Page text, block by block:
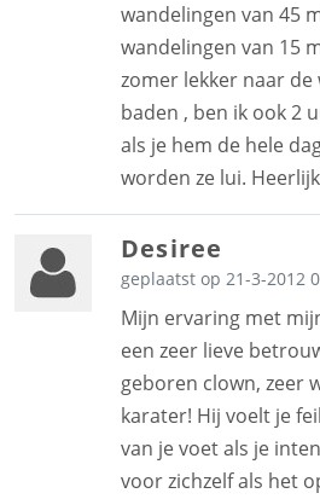
wandelingen van 45
wandelingen van 15
zomer lekker naar
baden , ben ik ook 2
als je hem de hele
worden ze lui.
Desiree
geplaatst op 21-3-2012
Mijn ervaring met
een zeer lieve
geboren clown, zeer
karater! Hij voelt je
van je voet als je
voor zichzelf als het